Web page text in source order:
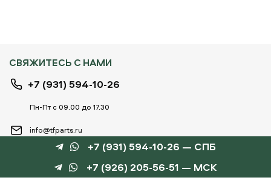
СВЯЖИТЕСЬ С НАМИ
+7 (931) 594-10-26
Пн-Пт с 09.00 до 17.30
info@tfparts.ru
ТЕХНОБОКС
+7 (931) 594-10-26 — СПБ
+7 (926) 205-56-51 — МСК